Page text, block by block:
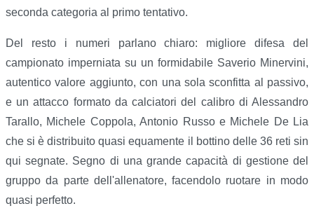
seconda categoria al primo tentativo.
Del resto i numeri parlano chiaro: migliore difesa del
campionato imperniata su un formidabile Saverio Minervini,
autentico valore aggiunto, con una sola sconfitta al passivo,
e un attacco formato da calciatori del calibro di Alessandro
Tarallo, Michele Coppola, Antonio Russo e Michele De Lia
che si è distribuito quasi equamente il bottino delle 36 reti sin
qui segnate. Segno di una grande capacità di gestione del
gruppo da parte dell'allenatore, facendolo ruotare in modo
quasi perfetto.